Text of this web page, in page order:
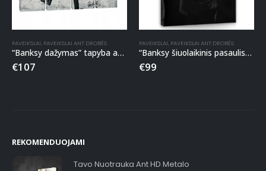
PAVEIKSLAI, PAVEIKSLAI ANT DROBĖS
“Banksy dažymas” tapyba ant drobės
€107
PAVEIKSLAI, PAVEIKSLAI ANT DROBĖS
“Banksy šiuolaikinis pasaulis” paveikslas ant drobės
€99
REKOMENDUOJAMI
Tavo Nuotrauka Ant HD Metalo